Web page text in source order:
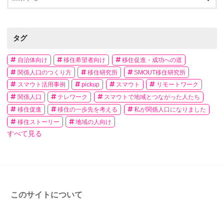
タグ
自治体向け 移住希望者向け
移住促進・成功への道
関係人口のつくり方
移住研究所
SMOUT移住研究所
スマウト活用事例
pickup スマウト
リモートワーク
関係人口
テレワーク
スマウトで地域とつながった人たち
移住促進
移住の一歩先を考える
私が関係人口になりました
移住ストーリー
地域の人向け
すべて見る
このサイトについて